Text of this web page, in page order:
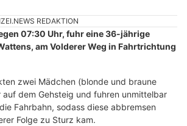
REDAKTION
07:30 Uhr, fuhr eine 36-jährige
am Volderer Weg in Fahrtrichtung
zwei Mädchen (blonde und braune
auf dem Gehsteig und fuhren unmittelbar
Fahrbahn, sodass diese abbremsen
Folge zu Sturz kam.